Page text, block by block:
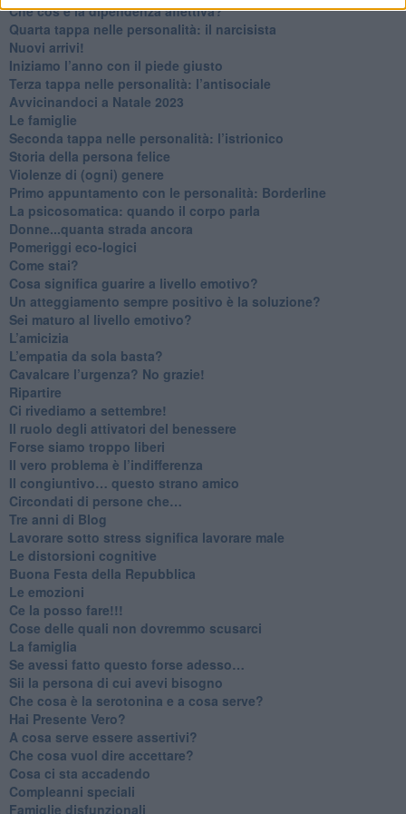
Che cos’è la dipendenza affettiva?
Quarta tappa nelle personalità: il narcisista
​Nuovi arrivi!
​Iniziamo l’anno con il piede giusto
​Terza tappa nelle personalità: l’antisociale
​Avvicinandoci a Natale 2023
Le famiglie
Seconda tappa nelle personalità: l’istrionico
​Storia della persona felice
Violenze di (ogni) genere
​Primo appuntamento con le personalità: Borderline
La psicosomatica: quando il corpo parla
Donne...quanta strada ancora
​Pomeriggi eco-logici
​Come stai?
Cosa significa guarire a livello emotivo?
​Un atteggiamento sempre positivo è la soluzione?
​Sei maturo al livello emotivo?
​L’amicizia
​L’empatia da sola basta?
​Cavalcare l’urgenza? No grazie!
Ripartire
​Ci rivediamo a settembre!
​Il ruolo degli attivatori del benessere
​Forse siamo troppo liberi
​Il vero problema è l’indifferenza
​Il congiuntivo… questo strano amico
​Circondati di persone che…
​Tre anni di Blog
​Lavorare sotto stress significa lavorare male
​Le distorsioni cognitive
​Buona Festa della Repubblica
Le emozioni
​Ce la posso fare!!!
​Cose delle quali non dovremmo scusarci
​La famiglia
​Se avessi fatto questo forse adesso…
​Sii la persona di cui avevi bisogno
Che cosa è la serotonina e a cosa serve?
​Hai Presente Vero?
A cosa serve essere assertivi?
​Che cosa vuol dire accettare?
​Cosa ci sta accadendo
​Compleanni speciali
​Famiglie disfunzionali